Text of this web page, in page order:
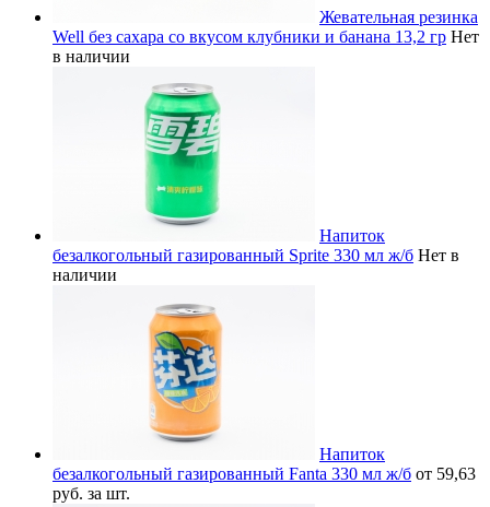
Жевательная резинка
Well без сахара со вкусом клубники и банана 13,2 гр Нет
в наличии
Напиток
безалкогольный газированный Sprite 330 мл ж/б Нет в
наличии
Напиток
безалкогольный газированный Fanta 330 мл ж/б от 59,63
руб. за шт.